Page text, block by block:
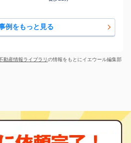
例をもっと見る
動産情報ライブラリの情報をもとにイエウール編集部